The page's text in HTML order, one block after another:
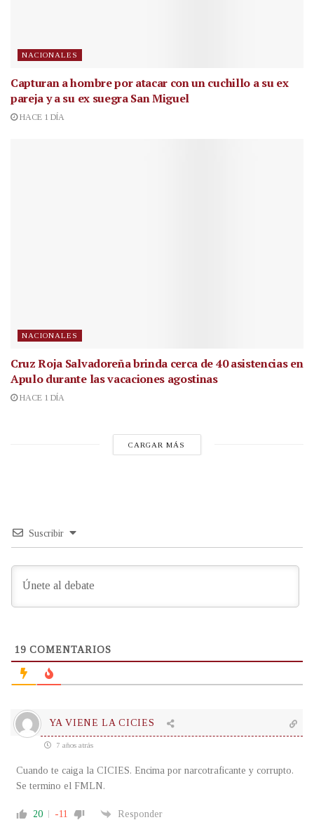
NACIONALES
Capturan a hombre por atacar con un cuchillo a su ex
pareja y a su ex suegra San Miguel
HACE 1 DÍA
NACIONALES
Cruz Roja Salvadoreña brinda cerca de 40 asistencias en
Apulo durante las vacaciones agostinas
HACE 1 DÍA
CARGAR MÁS
Suscribir
19 COMENTARIOS
YA VIENE LA CICIES
7 años atrás
Cuando te caiga la CICIES. Encima por narcotraficante y corrupto.
Se termino el FMLN.
20 -11 Responder